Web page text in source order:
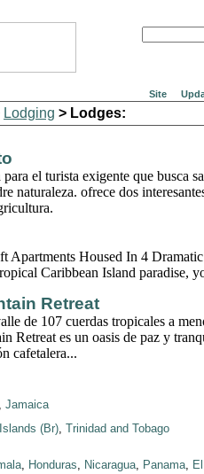
Site
Lodging > Lodges:
el turista exigente que busca
naturaleza. ofrece dos
Apartments Housed In 4
Caribbean Island paradise,
Retreat
de 107 cuerdas tropicales a
Retreat es un oasis de paz y
cafetalera...
Jamaica
(Br), Trinidad and Tobago
, Honduras, Nicaragua, Panama,